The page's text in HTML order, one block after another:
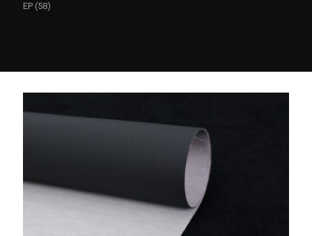
EP (58)